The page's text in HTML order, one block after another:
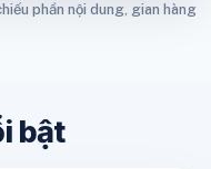
phần nội dung, gian hàng
bật